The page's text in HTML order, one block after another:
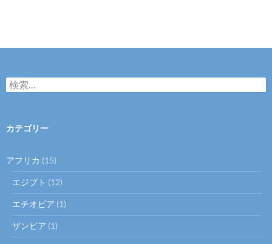
検
索
カテゴリー
アフリカ (15)
エジプト (12)
エチオピア (1)
ザンビア (1)